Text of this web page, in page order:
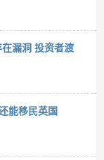
漏洞 投资者渡
能移民英国